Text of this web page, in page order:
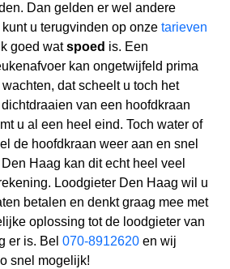
Dan gelden er wel andere
u terugvinden op onze tarieven
goed watspoed is. Een
kan ongetwijfeld prima
dat scheelt u toch het
van een hoofdkraan
u al een heel eind. Toch water of
de hoofdkraan weer aan en snel
Haag kan dit echt heel veel
Loodgieter Den Haag wil u
betalen en denkt graag mee met
oplossing tot de loodgieter van
er is. Bel 070-8912620en wij
snel mogelijk!